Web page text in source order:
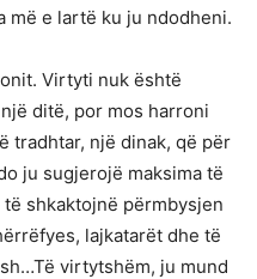
më e lartë ku ju ndodheni.
Virtyti nuk është
ditë, por mos harroni
tradhtar, një dinak, që për
ju sugjerojë maksima të
shkaktojnë përmbysjen
lajkatarët dhe të
virtytshëm, ju mund